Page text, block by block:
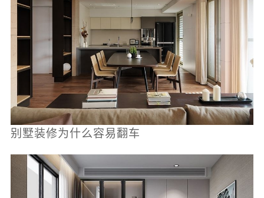
别墅装修为什么容易翻车